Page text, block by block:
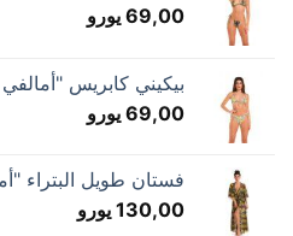
69,00 يورو
بيكيني كابريس "أمالفي
69,00 يورو
فستان طويل البتراء
130,00 يورو